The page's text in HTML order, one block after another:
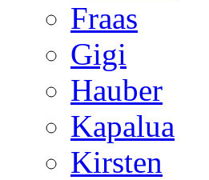
Fraas
Gigi
Hauber
Kapalua
Kirsten